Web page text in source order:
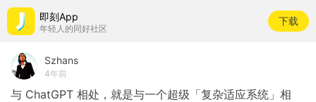
即刻App
年轻人的同好社区
下载
Szhans
4年前
与 ChatGPT 相处，就是与一个超级「复杂适应系统」相